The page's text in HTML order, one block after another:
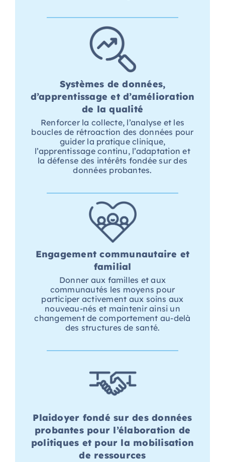
Systèmes de données,
d’apprentissage et d’amélioration
de la qualité
Renforcer la collecte, l’analyse et les
boucles de rétroaction des données pour
guider la pratique clinique,
l’apprentissage continu, l’adaptation et
la défense des intérêts fondée sur des
données probantes.
Engagement communautaire et
familial
Donner aux familles et aux
communautés les moyens pour
participer activement aux soins aux
nouveau-nés et maintenir ainsi un
changement de comportement au-delà
des structures de santé.
Plaidoyer fondé sur des données
probantes pour l’élaboration de
politiques et pour la mobilisation
de ressources